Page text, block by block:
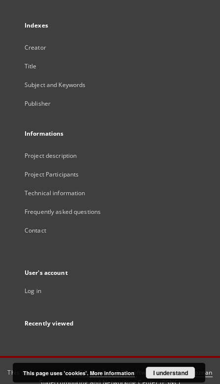
Indexes
Creator
Title
Subject and Keywords
Publisher
Informations
Project description
Project Participants
Technical information
Frequently asked questions
Contact
User's account
Log in
Recently viewed
This service runs onDInGO dLibra 6.3.21software created by
Poznan
Supercomputing and Networking Center (PSNC)
This page uses 'cookies'. More information I understand